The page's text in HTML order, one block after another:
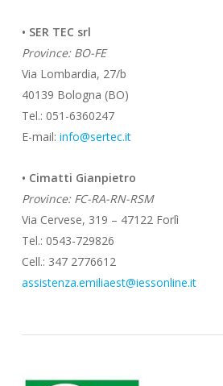
• SER TEC srl
Province: BO-FE
Via Lombardia, 27/b
40139 Bologna (BO)
Tel.: 051-6360247
E-mail:info@sertec.it
• Cimatti Gianpietro
Province: FC-RA-RN-RSM
Via Cervese, 319 – 47122 Forlì
Tel.: 0543-729826
Cell.: 347 2776612
assistenza.emiliaest@iessonline.it